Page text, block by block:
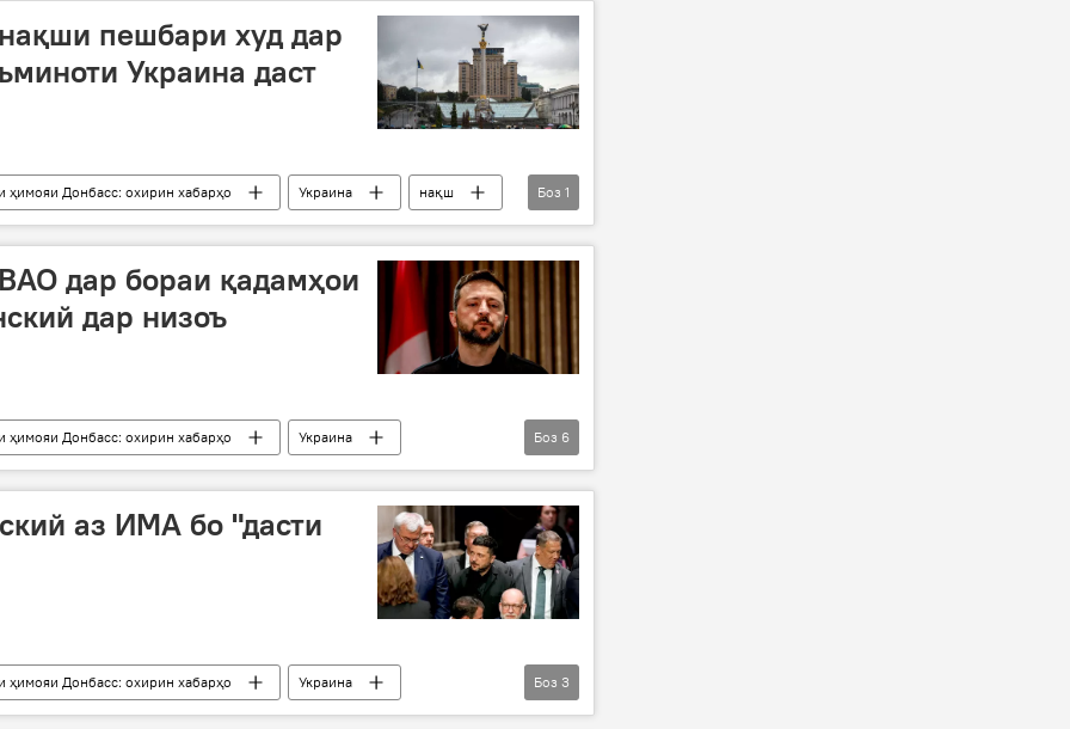
пешбари худ дар
Украина даст
ҳимояи Донбасс: охирин хабарҳо Украина
нақш
Боз 1
дар бораи қадамҳои
дар низоъ
ҳимояи Донбасс: охирин хабарҳо
Украина
низоъ Русия
Трамп
Боз 6
аз ИМА бо "дасти
ҳимояи Донбасс: охирин хабарҳо
Украина
Сиёсат
Боз 3